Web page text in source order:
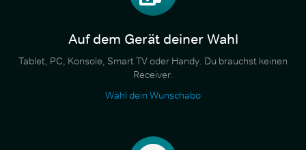
Auf dem Gerät deiner Wahl
Tablet, PC, Konsole, Smart TV oder Handy. Du brauchst keinen
Receiver.
Wähl dein Wunschabo